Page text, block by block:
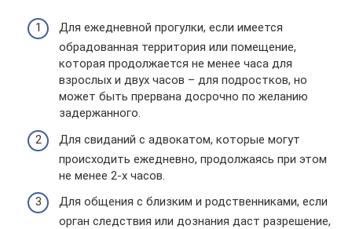
Для ежедневной прогулки, если имеется
обрадованная территория или помещение,
которая продолжается не менее часа для
взрослых и двух часов – для подростков, но
может быть прервана досрочно по желанию
задержанного.
Для свиданий с адвокатом, которые могут
происходить ежедневно, продолжаясь при этом
не менее 2-х часов.
Для общения с близким и родственниками, если
орган следствия или дознания даст разрешение,